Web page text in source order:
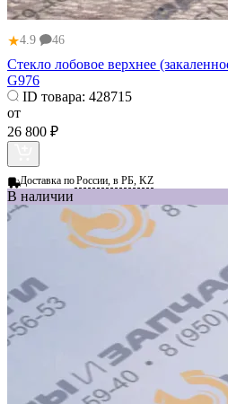
★4.9 46
Стекло лобовое верхнее
G976
ID товара: 428715
от
26 800 ₽
Доставка поРоссии, в РБ, KZ
В наличии